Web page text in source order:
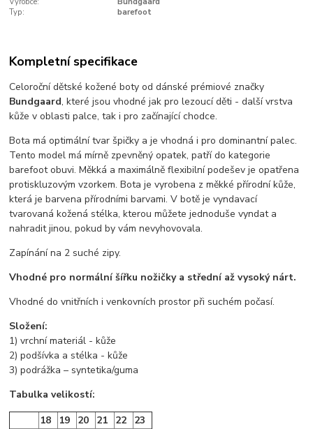
Typ:
barefoot
Kompletní specifikace
Celoroční dětské kožené boty od dánské prémiové značky
Bundgaard, které jsou vhodné jak pro lezoucí děti - další vrstva
kůže v oblasti palce, tak i pro začínající chodce.
Bota má optimální tvar špičky a je vhodná i pro dominantní palec.
Tento model má mírně zpevněný opatek, patří do kategorie
barefoot obuvi. Měkká a maximálně flexibilní podešev je opatřena
protiskluzovým vzorkem. Bota je vyrobena z měkké přírodní kůže,
která je barvena přírodními barvami. V botě je vyndavací
tvarovaná kožená stélka, kterou můžete jednoduše vyndat a
nahradit jinou, pokud by vám nevyhovovala.
Zapínání na 2 suché zipy.
Vhodné pro normální šířku nožičky a střední až vysoký nárt.
Vhodné do vnitřních i venkovních prostor při suchém počasí.
Složení:
1) vrchní materiál - kůže
2) podšívka a stélka - kůže
3) podrážka – syntetika/guma
Tabulka velikostí:
18
19 20 21 22
23